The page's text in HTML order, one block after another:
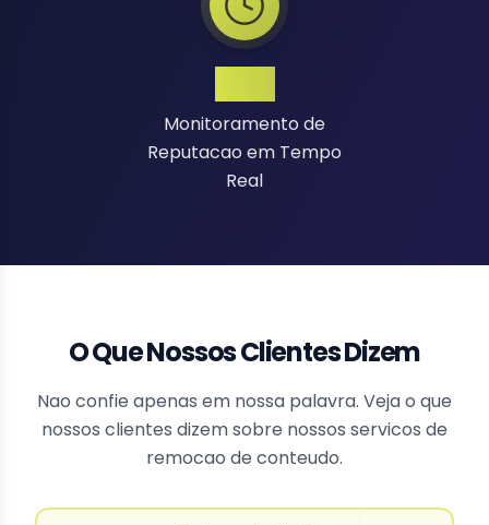
Monitoramento de
Reputacao em Tempo
Real
O Que Nossos Clientes Dizem
Nao confie apenas em nossa palavra. Veja o que
nossos clientes dizem sobre nossos servicos de
remocao de conteudo.